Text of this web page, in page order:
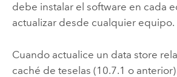
debe instalar el software en cada
actualizar desde cualquier equipo.
Cuando actualice un data store
caché de teselas (10.7.1 o